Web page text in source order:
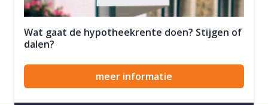
Wat gaat de hypotheekrente doen? Stijgen of
dalen?
meer informatie